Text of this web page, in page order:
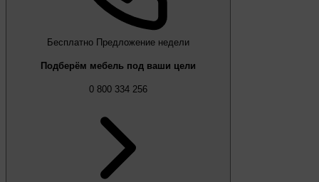
Бесплатно Предложение недели
Подберём мебель под ваши цели
0 800 334 256